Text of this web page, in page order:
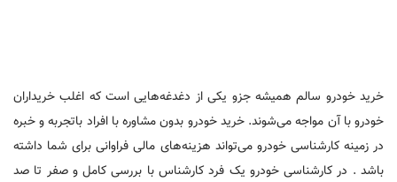
خرید خودرو سالم همیشه جزو یکی از دغدغه‌هایی است که اغلب خریداران
خودرو با آن مواجه می‌شوند. خرید خودرو بدون مشاوره با افراد باتجربه و خبره
در زمینه کارشناسی خودرو می‌تواند هزینه‌های مالی فراوانی برای شما داشته
باشد . در کارشناسی خودرو یک فرد کارشناس با بررسی کامل و صفر تا صد